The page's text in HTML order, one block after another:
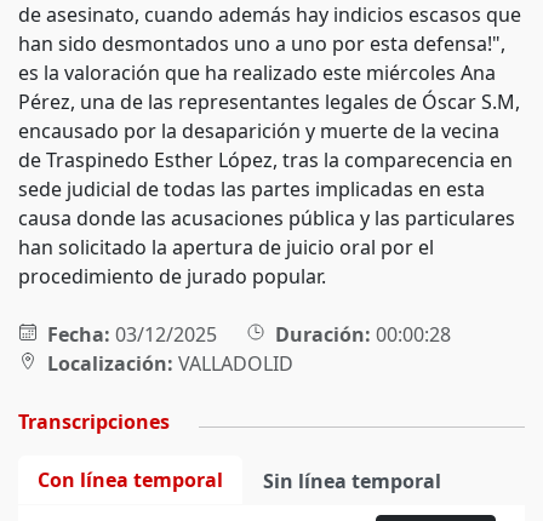
de asesinato, cuando además hay indicios escasos que
han sido desmontados uno a uno por esta defensa!",
es la valoración que ha realizado este miércoles Ana
Pérez, una de las representantes legales de Óscar S.M,
encausado por la desaparición y muerte de la vecina
de Traspinedo Esther López, tras la comparecencia en
sede judicial de todas las partes implicadas en esta
causa donde las acusaciones pública y las particulares
han solicitado la apertura de juicio oral por el
procedimiento de jurado popular.
Fecha: 03/12/2025 Duración: 00:00:28
Localización: VALLADOLID
Transcripciones
Con línea temporal Sin línea temporal